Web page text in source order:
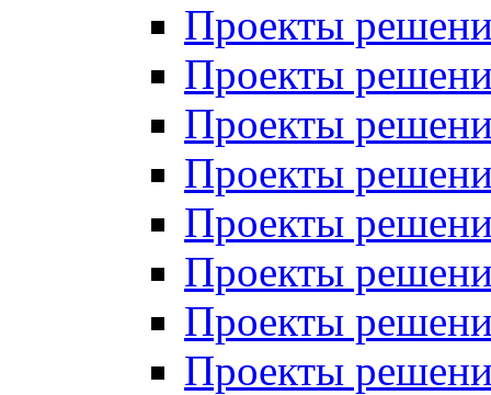
Проекты
Проекты
Проекты
Проекты
Проекты
Проекты
Проекты
Проекты